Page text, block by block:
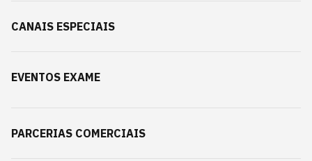
CANAIS ESPECIAIS
EVENTOS EXAME
PARCERIAS COMERCIAIS